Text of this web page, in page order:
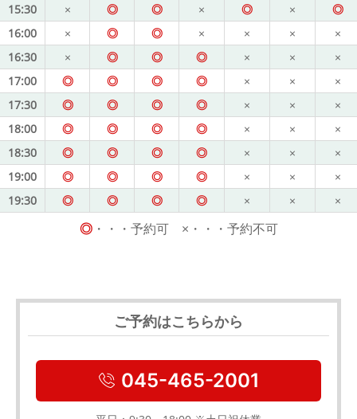
15:30
× ◎ ◎ × ◎ ×
◎
16:00
× ◎ ◎ × × ×
×
16:30
× ◎ ◎ ◎ × ×
×
17:00
◎ ◎ ◎ ◎ × ×
×
17:30
◎ ◎ ◎ ◎ × ×
×
18:00
◎ ◎ ◎ ◎ × ×
×
18:30
◎ ◎ ◎ ◎ × ×
×
19:00
◎ ◎ ◎ ◎ × ×
×
19:30
◎ ◎ ◎ ◎ × × ×
◎・・・予約可 ×・・・予約不可
ご予約はこちらから
045-465-2001